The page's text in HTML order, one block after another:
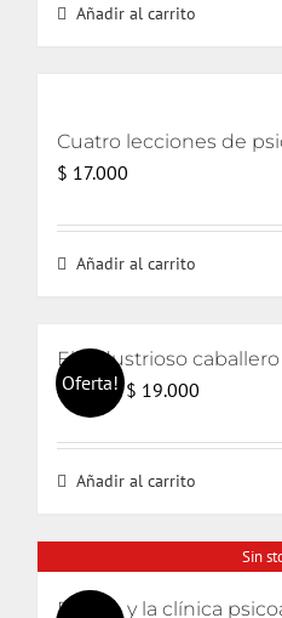
Añadir al carrito
Cuatro lecciones de
$ 17.000
Añadir al carrito
Oferta!
El industrioso
$20.000
El
original
era:
$ 19.000
actual
Añadir al carrito
Sin
El odio y la clínica